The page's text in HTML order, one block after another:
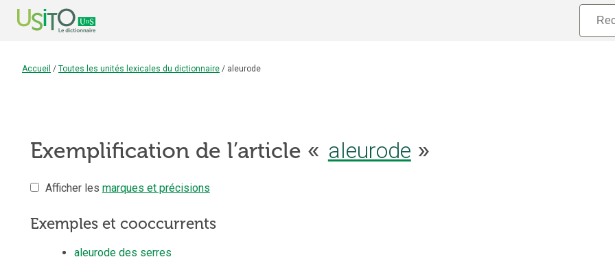
Accueil / Toutes les unités lexicales du dictionnaire / aleurode
Exemplification de l’article « aleurode »
Afficher les marques et précisions
Exemples et cooccurrents
aleurode des serres